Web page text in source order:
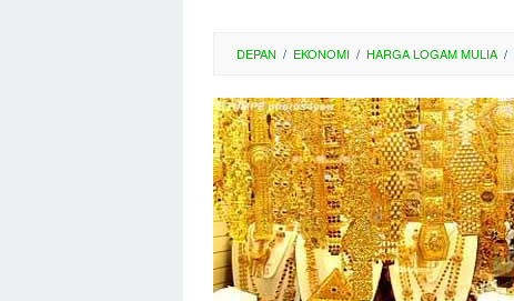
DEPAN / EKONOMI / HARGA LOGAM MULIA /